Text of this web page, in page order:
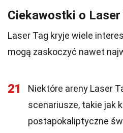
Ciekawostki o Laser
Laser Tag kryje wiele
mogą zaskoczyć nawet
21
Niektóre areny Laser
scenariusze, takie jak
postapokaliptyczne